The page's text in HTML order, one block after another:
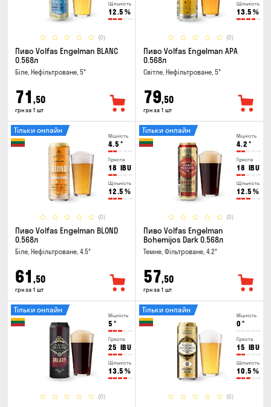
Щільність
12.5 %
(0)
Пиво Volfas Engelman BLANC
0.568л
Біле, Нефільтроване, 5°
71 ,50
грн за 1 шт
Щільність
13.5 %
(0)
Пиво Volfas Engelman APA
0.568л
Світле, Нефільтроване, 5°
79,50
грн за 1 шт
Міцність
4.5 °
Гіркота
18 IBU
Щільність
12.5 %
(0)
Тільки онлайн
Пиво Volfas Engelman BLOND
0.568л
Біле, Нефільтроване, 4.5°
61 ,50
грн за 1 шт
Міцність
4.2 °
Гіркота
18 IBU
Щільність
12.5 %
(0)
Тільки онлайн
Пиво Volfas Engelman
Bohemijos Dark 0.568л
Темне, Фільтроване, 4.2°
57,50
грн за 1 шт
Міцність
5 °
Гіркота
25 IBU
Щільність
13.5 %
(0)
Тільки онлайн
Міцність
0 °
Гіркота
15 IBU
Щільність
10.5 %
(0)
Тільки онлайн